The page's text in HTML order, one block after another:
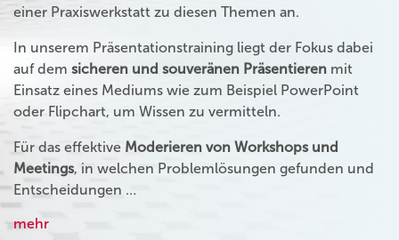
einer Praxiswerkstatt zu diesen Themen an.
In unserem Präsentationstraining liegt der Fokus dabei
auf dem sicheren und souveränen Präsentieren mit
Einsatz eines Mediums wie zum Beispiel PowerPoint
oder Flipchart, um Wissen zu vermitteln.
Für das effektive Moderieren von Workshops und
Meetings, in welchen Problemlösungen gefunden und
Entscheidungen …
mehr